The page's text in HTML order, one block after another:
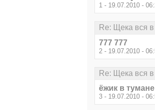
1 - 19.07.2010 -
Re: Щека вся
777 777
2 - 19.07.2010 -
Re: Щека вся
ёжик в тумане
3 - 19.07.2010 -